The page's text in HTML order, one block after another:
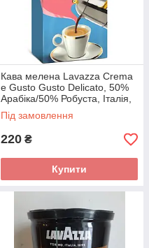
Кава мелена Lavazza Crema
e Gusto Gusto Delicato, 50%
Арабіка/50% Робуста, Італія,
250 г
Під замовлення
220 ₴
Купити